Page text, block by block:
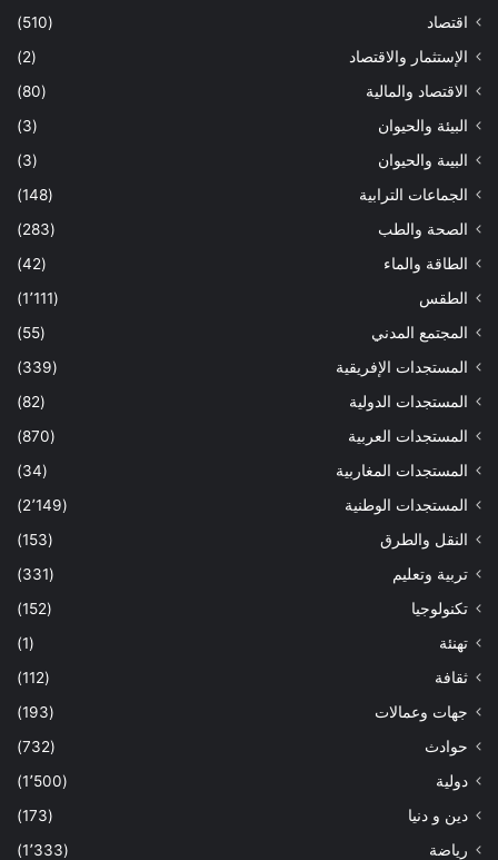
اقتصاد
(510)
الإستثمار والاقتصاد
(2)
الاقتصاد والمالية
(80)
البيئة والحيوان
(3)
البيىة والحيوان
(3)
الجماعات الترابية
(148)
الصحة والطب
(283)
الطاقة والماء
(42)
الطقس
(1٬111)
المجتمع المدني
(55)
المستجدات الإفريقية
(339)
المستجدات الدولية
(82)
المستجدات العربية
(870)
المستجدات المغاربية
(34)
المستجدات الوطنية
(2٬149)
النقل والطرق
(153)
تربية وتعليم
(331)
تكنولوجيا
(152)
تهنئة
(1)
ثقافة
(112)
جهات وعمالات
(193)
حوادث
(732)
دولية
(1٬500)
دين و دنيا
(173)
رياضة
(1٬333)